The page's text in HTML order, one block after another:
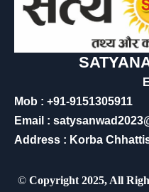
Mob : +91-9151305911
Email :
Address : Korba
© Copyright 2025, All